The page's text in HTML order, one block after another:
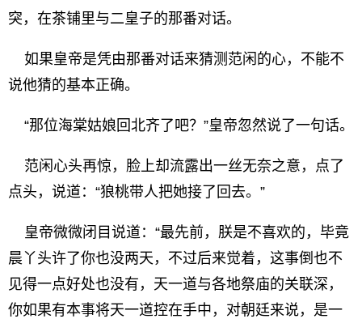
突，在茶铺里与二皇子的那番对话。
如果皇帝是凭由那番对话来猜测范闲的心，不能不
说他猜的基本正确。
“那位海棠姑娘回北齐了吧？”皇帝忽然说了一句话。
范闲心头再惊，脸上却流露出一丝无奈之意，点了
点头，说道：“狼桃带人把她接了回去。”
皇帝微微闭目说道：“最先前，朕是不喜欢的，毕竟
晨丫头许了你也没两天，不过后来觉着，这事倒也不
见得一点好处也没有，天一道与各地祭庙的关联深，
你如果有本事将天一道控在手中，对朝廷来说，是一